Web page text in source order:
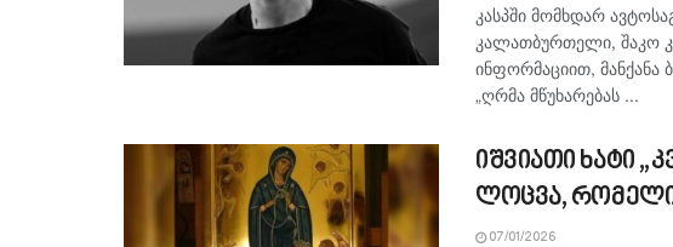
კასპში მომხდარ
კალათბურთელი, შაკო
ინფორმაციით, მანქანა
„ღრმა მწუხარებას ...
იშვიათი ხატი
ლოცვა,
07/01/2026